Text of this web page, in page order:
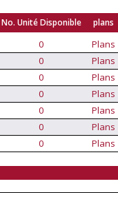
No. Unité Disponible plans
0
Plans
0
Plans
0
Plans
0
Plans
0
Plans
0
Plans
0 Plans